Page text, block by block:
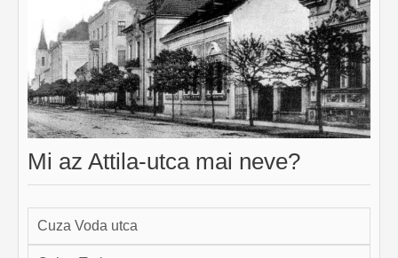
Mi az Attila-utca mai neve?
Cuza Voda utca